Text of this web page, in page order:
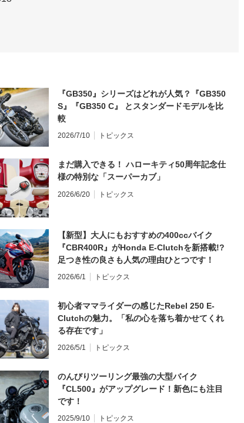
『GB350』シリーズはどれが人気？『GB350
S』『GB350 C』 とスタンダードモデルを比
較
2026/7/10 トピックス
まだ購入できる！ ハローキティ50周年記念仕
様の特別な「スーパーカブ」
2026/6/20 トピックス
【新型】大人にもおすすめの400ccバイク
『CBR400R』がHonda E-Clutchを新搭載!?
足つき性の良さも人気の理由ひとつです！
2026/6/1 トピックス
初心者ママライダーの感じたRebel 250 E-
Clutchの魅力。「私の心を落ち着かせてくれ
る存在です」
2026/5/1 トピックス
のんびりツーリング最強の大型バイク
『CL500』がアップグレード！新色にも注目
です！
2025/9/10 トピックス